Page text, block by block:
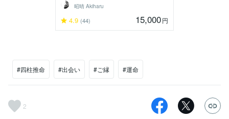
昭晴 Akiharu
4.9 (44) 15,000円
#四柱推命 #出会い #ご縁 #運命
2